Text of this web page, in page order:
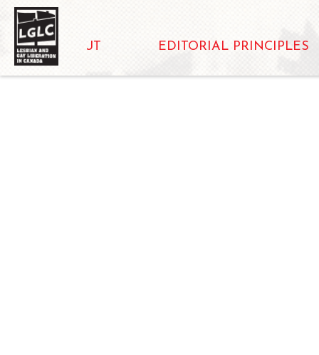
ABOUT EDITORIAL PRINCIPLES